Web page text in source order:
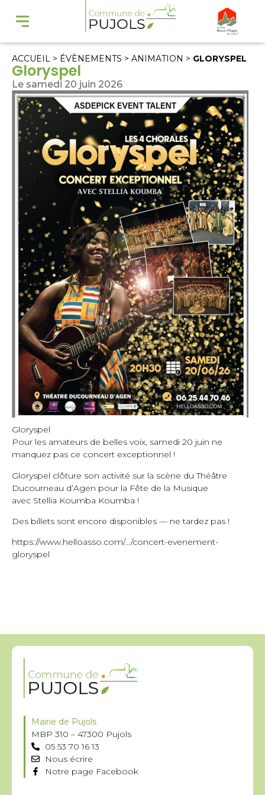
ACCUEIL > ÉVÈNEMENTS > ANIMATION > GLORYSPEL
Gloryspel
Le samedi 20 juin 2026
Gloryspel
Pour les amateurs de belles voix, samedi 20 juin ne
manquez pas ce concert exceptionnel !
Gloryspel clôture son activité sur la scène du Théâtre
Ducourneau d’Agen pour la Fête de la Musique
avec Stellia Koumba Koumba !
Des billets sont encore disponibles — ne tardez pas !
https://www.helloasso.com/…/concert-evenement-
gloryspel
Mairie de Pujols
MBP 310 – 47300 Pujols
05 53 70 16 13
Nous écrire
Notre page Facebook